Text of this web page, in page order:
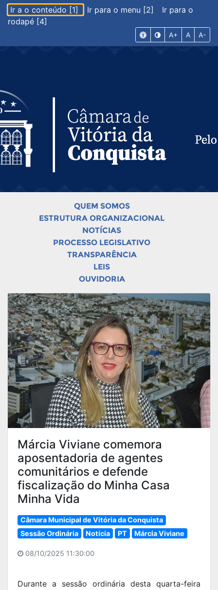
Ir a o conteúdo [1] Ir para o menu [2]
Ir para o
rodapé [4]
A+ A A-
QUEM SOMOS
ESTRUTURA ORGANIZACIONAL
NOTÍCIAS
PROCESSO LEGISLATIVO
TRANSPARÊNCIA
LEIS
OUVIDORIA
Márcia Viviane comemora
aposentadoria de agentes
comunitários e defende
fiscalização do Minha Casa
Minha Vida
Câmara Municipal de Vitória da Conquista
Sessão Ordinária
Notícia PT Márcia Viviane
08/10/2025 11:30:00
Durante a sessão ordinária desta quarta-feira